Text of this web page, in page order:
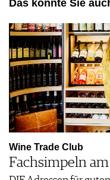
01.08 - 30.09.2026
Level 2, Aw…
Köln, DE
01.08.2026 - 31.03
Assistant
(DHA) in…
weinstadt-be…, DE
12.08.2026
Das könnte Sie
Wine Trade Club
Fachsimpeln am